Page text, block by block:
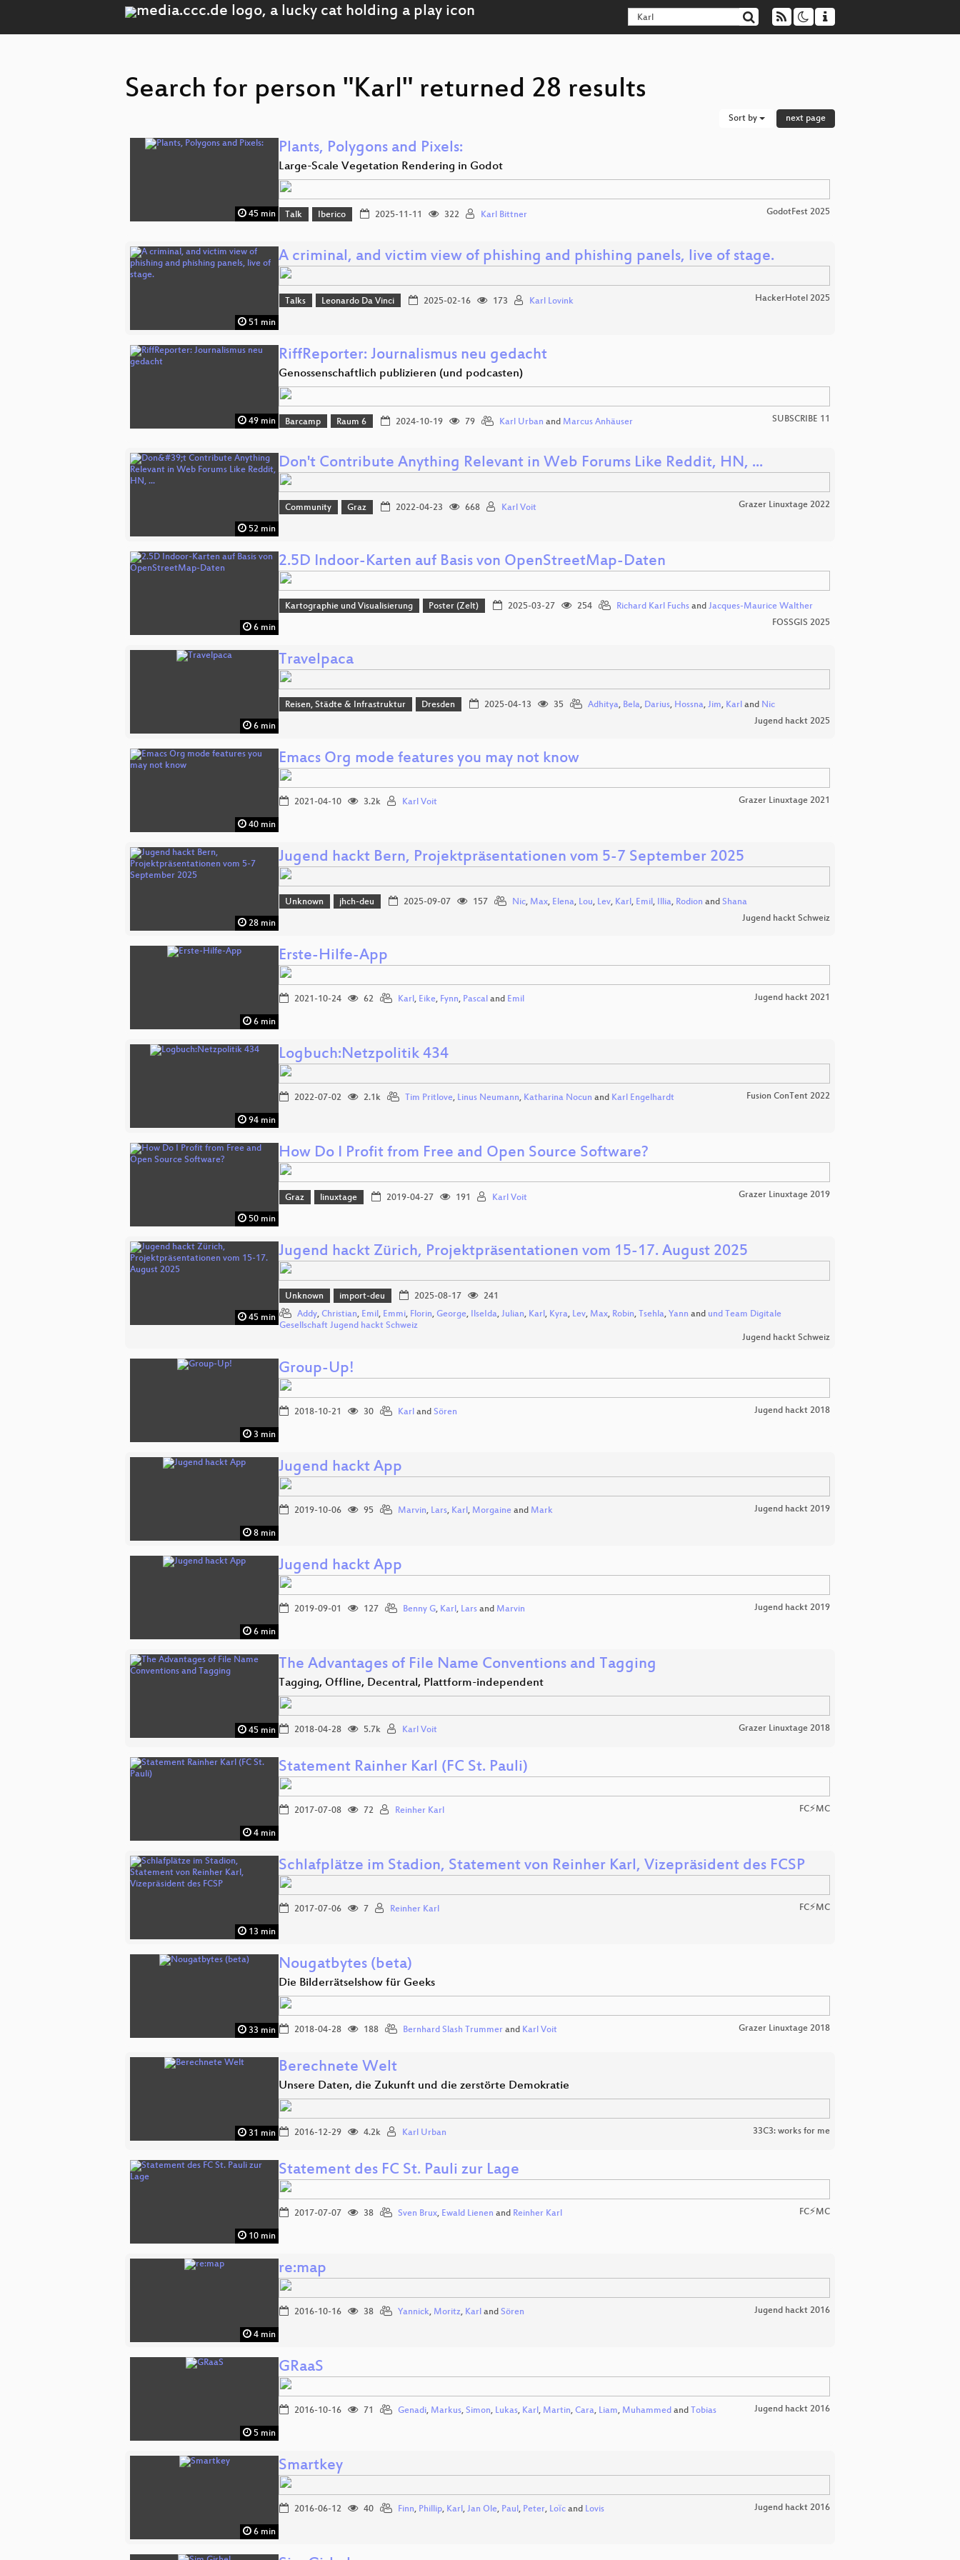
Search for person "Karl" returned 28 results
Sort by next page
45 min
Plants, Polygons and Pixels:
Large-Scale Vegetation Rendering in Godot
Talk Iberico 2025-11-11 322 Karl Bittner GodotFest 2025
51 min
A criminal, and victim view of phishing and phishing panels, live of stage.
Talks Leonardo Da Vinci 2025-02-16 173 Karl Lovink HackerHotel 2025
49 min
RiffReporter: Journalismus neu gedacht
Genossenschaftlich publizieren (und podcasten)
Barcamp Raum 6 2024-10-19 79 Karl Urban and Marcus Anhäuser SUBSCRIBE 11
52 min
Don't Contribute Anything Relevant in Web Forums Like Reddit, HN, ...
Community Graz 2022-04-23 668 Karl Voit Grazer Linuxtage 2022
6 min
2.5D Indoor-Karten auf Basis von OpenStreetMap-Daten
Kartographie und Visualisierung Poster (Zelt) 2025-03-27 254 Richard Karl Fuchsand Jacques-Maurice Walther
FOSSGIS 2025
6 min
Travelpaca
Reisen, Städte & Infrastruktur Dresden 2025-04-13 35 Adhitya, Bela, Darius, Hossna, Jim, Karland Nic
Jugend hackt 2025
40 min
Emacs Org mode features you may not know
2021-04-10 3.2k Karl Voit Grazer Linuxtage 2021
28 min
Jugend hackt Bern, Projektpräsentationen vom 5-7 September 2025
Unknown jhch-deu 2025-09-07 157 Nic, Max, Elena, Lou, Lev, Karl, Emil, Illia, Rodion and Shana
Jugend hackt Schweiz
6 min
Erste-Hilfe-App
2021-10-24 62 Karl, Eike, Fynn, Pascal and Emil Jugend hackt 2021
94 min
Logbuch:Netzpolitik 434
2022-07-02 2.1k Tim Pritlove, Linus Neumann, Katharina Nocun and Karl Engelhardt Fusion ConTent 2022
50 min
How Do I Profit from Free and Open Source Software?
Graz linuxtage 2019-04-27 191 Karl Voit Grazer Linuxtage 2019
45 min
Jugend hackt Zürich, Projektpräsentationen vom 15-17. August 2025
Unknown import-deu 2025-08-17
241
Addy, Christian, Emil , Emmi, Florin, George, IlseIda, Julian, Karl , Kyra, Lev, Max, Robin, Tsehla, Yann and und Team Digitale
Gesellschaft Jugend hackt Schweiz
Jugend hackt Schweiz
3 min
Group-Up!
2018-10-21 30 Karl and Sören Jugend hackt 2018
8 min
Jugend hackt App
2019-10-06 95 Marvin, Lars, Karl , Morgaine and Mark Jugend hackt 2019
6 min
Jugend hackt App
2019-09-01 127 Benny G, Karl , Lars and Marvin Jugend hackt 2019
45 min
The Advantages of File Name Conventions and Tagging
Tagging, Offline, Decentral, Plattform-independent
2018-04-28 5.7k Karl Voit Grazer Linuxtage 2018
4 min
Statement Rainher Karl (FC St. Pauli)
2017-07-08 72 Reinher Karl FC⚡MC
13 min
Schlafplätze im Stadion, Statement von Reinher Karl, Vizepräsident des FCSP
2017-07-06 7 Reinher Karl FC⚡MC
33 min
Nougatbytes (beta)
Die Bilderrätselshow für Geeks
2018-04-28 188 Bernhard Slash Trummer and Karl Voit Grazer Linuxtage 2018
31 min
Berechnete Welt
Unsere Daten, die Zukunft und die zerstörte Demokratie
2016-12-29 4.2k Karl Urban 33C3: works for me
10 min
Statement des FC St. Pauli zur Lage
2017-07-07 38 Sven Brux, Ewald Lienen and Reinher Karl FC⚡MC
4 min
re:map
2016-10-16 38 Yannick, Moritz, Karl and Sören Jugend hackt 2016
5 min
GRaaS
2016-10-16 71 Genadi, Markus, Simon, Lukas, Karl , Martin, Cara, Liam, Muhammed and Tobias Jugend hackt 2016
6 min
Smartkey
2016-06-12 40 Finn, Phillip, Karl , Jan Ole, Paul , Peter, Loїc and Lovis Jugend hackt 2016